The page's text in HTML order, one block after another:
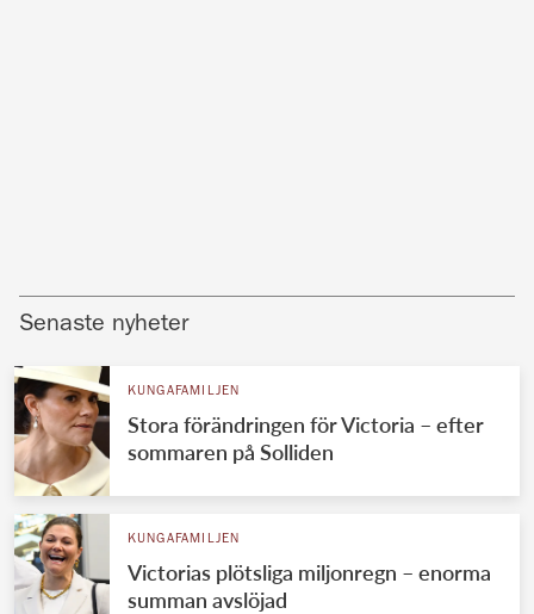
Senaste nyheter
KUNGAFAMILJEN
Stora förändringen för Victoria – efter
sommaren på Solliden
KUNGAFAMILJEN
Victorias plötsliga miljonregn – enorma
summan avslöjad